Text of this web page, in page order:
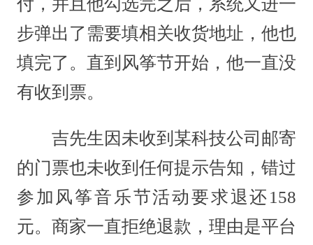
步弹出了需要填相关收货地址，他也
填完了。直到风筝节开始，他一直没
有收到票。
吉先生因未收到某科技公司邮寄
的门票也未收到任何提示告知，错过
参加风筝音乐节活动要求退还158
元。商家一直拒绝退款，理由是平台